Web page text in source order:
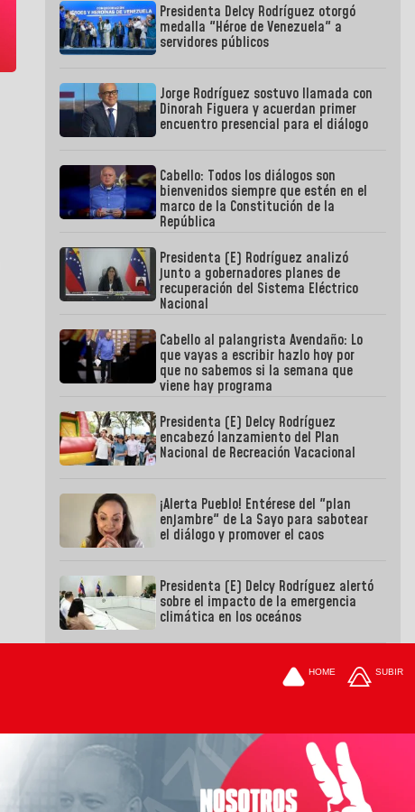
Presidenta Delcy Rodríguez otorgó
medalla "Héroe de Venezuela" a
servidores públicos
Jorge Rodríguez sostuvo llamada con
Dinorah Figuera y acuerdan primer
encuentro presencial para el diálogo
Cabello: Todos los diálogos son
bienvenidos siempre que estén en el
marco de la Constitución de la
República
Presidenta (E) Rodríguez analizó
junto a gobernadores planes de
recuperación del Sistema Eléctrico
Nacional
Cabello al palangrista Avendaño: Lo
que vayas a escribir hazlo hoy por
que no sabemos si la semana que
viene hay programa
Presidenta (E) Delcy Rodríguez
encabezó lanzamiento del Plan
Nacional de Recreación Vacacional
¡Alerta Pueblo! Entérese del "plan
enjambre" de La Sayo para sabotear
el diálogo y promover el caos
Presidenta (E) Delcy Rodríguez alertó
sobre el impacto de la emergencia
climática en los oceános
HOME SUBIR